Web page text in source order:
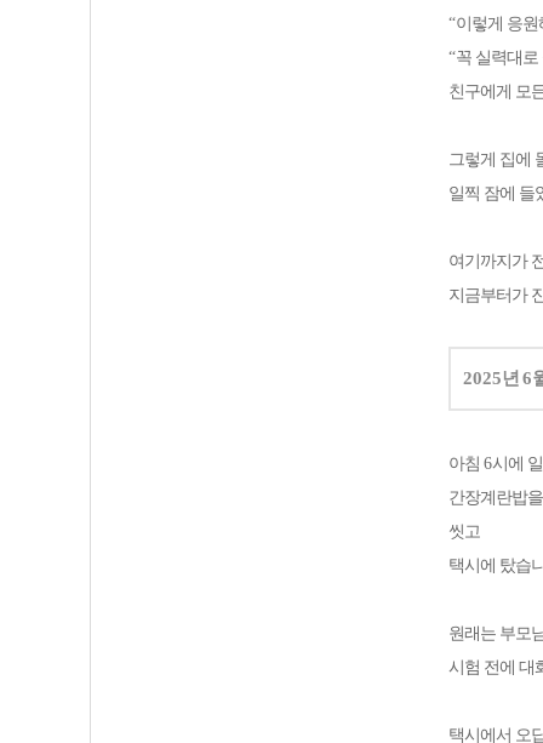
“이렇게 응
“꼭 실력대로
친구에게 모
그렇게 집에
일찍 잠에 들
여기까지가
지금부터가
2025년 6
아침 6시에
간장계란밥
씻고
택시에 탔습
원래는 부모
시험 전에 대
택시에서 오